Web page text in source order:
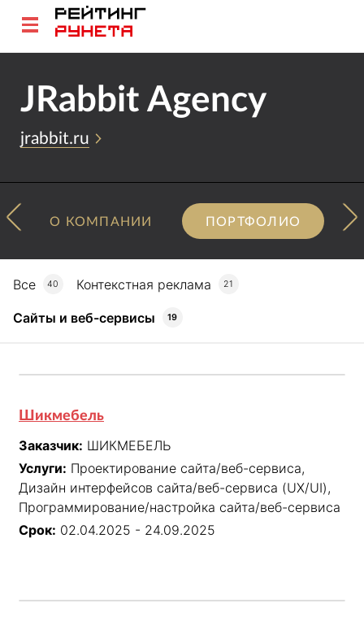
JRabbit Agency
jrabbit.ru
О КОМПАНИИ ПОРТФОЛИО
Все 40 Контекстная реклама 21
Сайты и веб-сервисы 19
Шикмебель
Заказчик: ШИКМЕБЕЛЬ
Услуги: Проектирование сайта/веб-сервиса,
Дизайн интерфейсов сайта/веб-сервиса (UX/UI),
Программирование/настройка сайта/веб-сервиса
Срок: 02.04.2025 - 24.09.2025